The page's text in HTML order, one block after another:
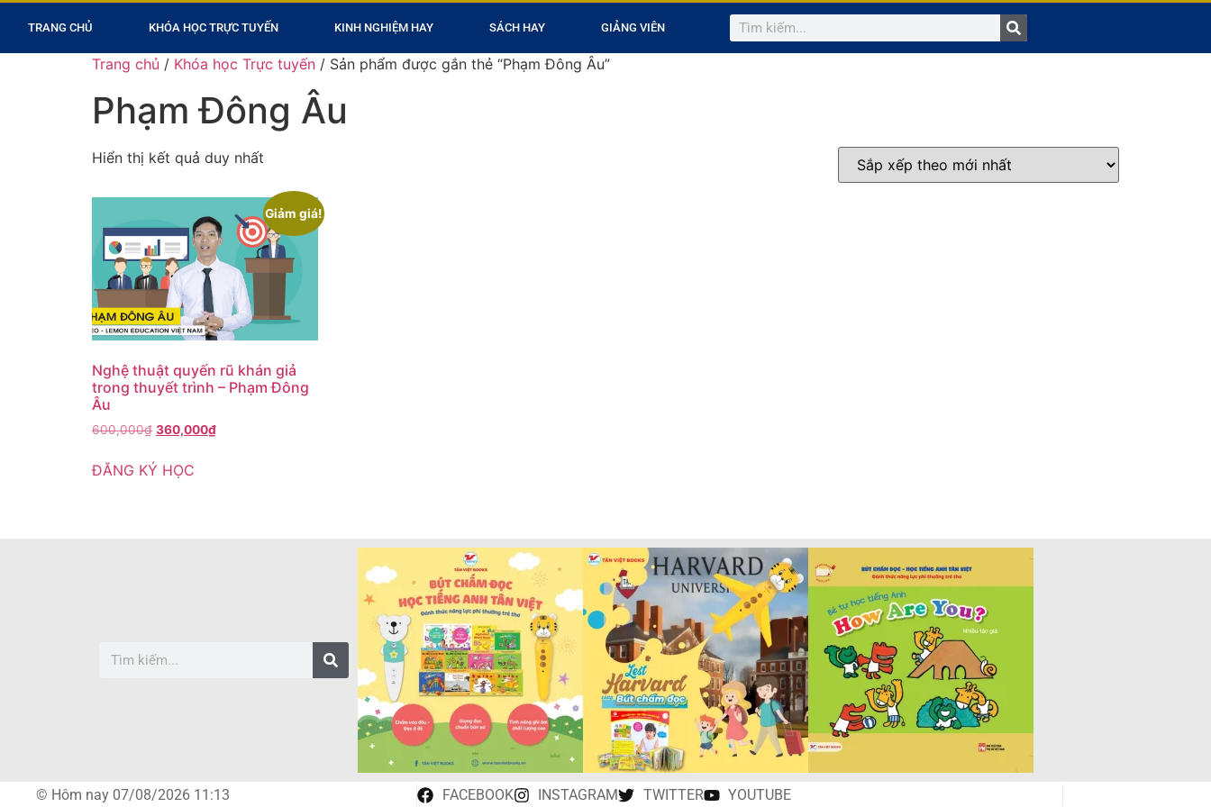
TRANG CHỦ KHÓA HỌC TRỰC TUYẾN KINH NGHIỆM HAY SÁCH HAY GIẢNG VIÊN
Trang chủ / Khóa học Trực tuyến / Sản phẩm được gắn thẻ “Phạm Đông Âu”
Phạm Đông Âu
Hiển thị kết quả duy nhất
Giảm giá!
Nghệ thuật quyến rũ khán giả
trong thuyết trình – Phạm Đông
Âu
600,000₫ 360,000₫
ĐĂNG KÝ HỌC
© Hôm nay 07/08/2026 11:13 FACEBOOK INSTAGRAM TWITTER YOUTUBE